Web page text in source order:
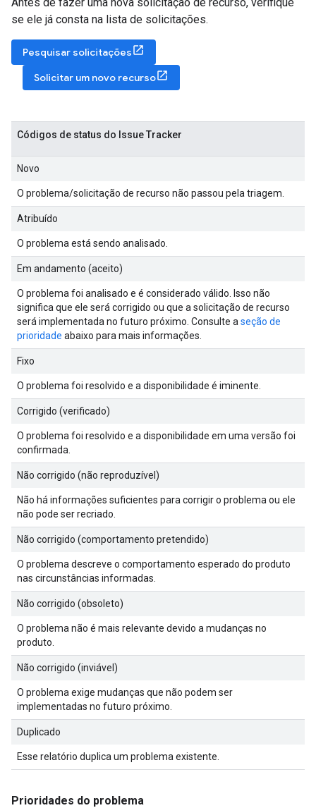
se ele já consta na lista de solicitações.
Pesquisar solicitações
Solicitar um novo recurso
Códigos de status do Issue Tracker
Novo
O problema/solicitação de recurso não passou pela triagem.
Atribuído
O problema está sendo analisado.
Em andamento (aceito)
O problema foi analisado e é considerado válido. Isso não
significa que ele será corrigido ou que a solicitação de recurso
será implementada no futuro próximo. Consulte a seção de
prioridade abaixo para mais informações.
Fixo
O problema foi resolvido e a disponibilidade é iminente.
Corrigido (verificado)
O problema foi resolvido e a disponibilidade em uma versão foi
confirmada.
Não corrigido (não reproduzível)
Não há informações suficientes para corrigir o problema ou ele
não pode ser recriado.
Não corrigido (comportamento pretendido)
O problema descreve o comportamento esperado do produto
nas circunstâncias informadas.
Não corrigido (obsoleto)
O problema não é mais relevante devido a mudanças no
produto.
Não corrigido (inviável)
O problema exige mudanças que não podem ser
implementadas no futuro próximo.
Duplicado
Esse relatório duplica um problema existente.
Prioridades do problema